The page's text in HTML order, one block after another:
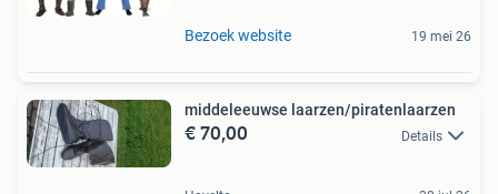
Bezoek website 19 mei 26
middeleeuwse laarzen/piratenlaarzen
€ 70,00 Details